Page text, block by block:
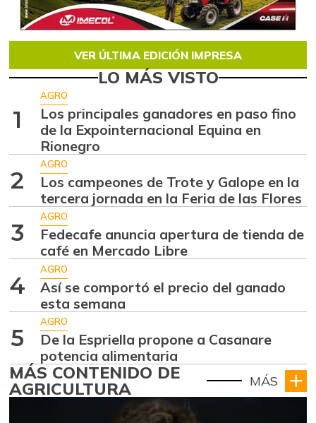
VER ÚLTIMA EDICIÓN IMPRESA
LO MÁS VISTO
1
AGRO
Los principales ganadores en paso fino
de la Expointernacional Equina en
Rionegro
2
AGRO
Los campeones de Trote y Galope en la
tercera jornada en la Feria de las Flores
3
AGRO
Fedecafe anuncia apertura de tienda de
café en Mercado Libre
4
AGRO
Así se comportó el precio del ganado
esta semana
5
AGRO
De la Espriella propone a Casanare
potencia alimentaria
MÁS CONTENIDO DE
AGRICULTURA MÁS